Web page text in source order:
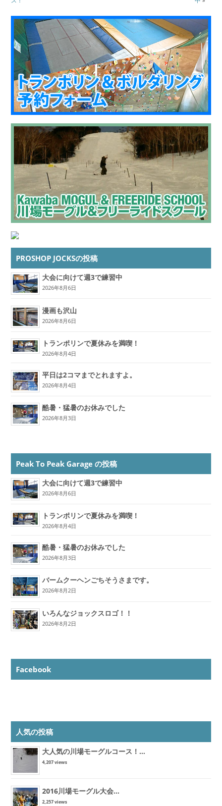
PROSHOP JOCKSの投稿
大会に向けて週3で練習中
2026年8月6日
漫画も沢山
2026年8月6日
トランポリンで夏休みを満喫！
2026年8月4日
平日は2コマまでとれますよ。
2026年8月4日
酷暑・猛暑のお休みでした
2026年8月3日
Peak To Peak Garage の投稿
大会に向けて週3で練習中
2026年8月6日
トランポリンで夏休みを満喫！
2026年8月4日
酷暑・猛暑のお休みでした
2026年8月3日
バームクーヘンごちそうさまです。
2026年8月2日
いろんなジョックスロゴ！！
2026年8月2日
Facebook
人気の投稿
大人気の川場モーグルコース！...
4,207 views
2016川場モーグル大会...
2,257 views